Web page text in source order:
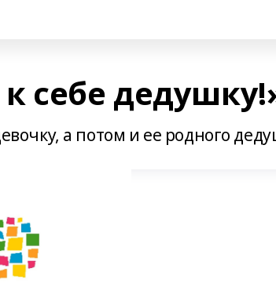
себе
а потом и ее родного